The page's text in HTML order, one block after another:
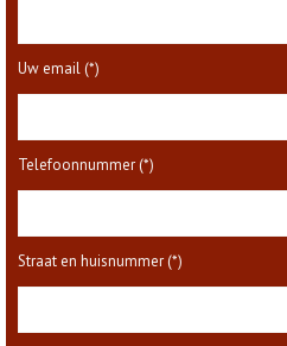
Uw email (*)
Telefoonnummer (*)
Straat en huisnummer (*)